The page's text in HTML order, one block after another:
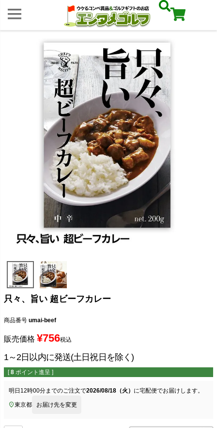
只々、旨い 超ビーフカレー
商品番号 umai-beef
販売価格 ¥756税込
1～2日以内に発送(土日祝日を除く)
[ 8 ポイント進呈 ]
明日 12時00分までのご注文で2026/08/18（火） に宅配便でお届けします。
東京都 お届け先を変更